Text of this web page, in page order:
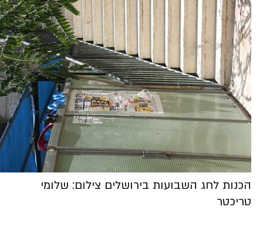
הכנות לחג השבועות בירושלים צילום: שלומי
טריכטר